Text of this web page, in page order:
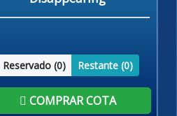
Reservado (0) Restante (0)
COMPRAR COTA